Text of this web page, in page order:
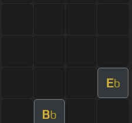
Eb
Bb